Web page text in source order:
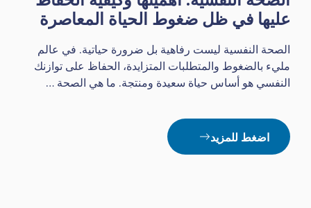
عليها في ظل ضغوط الحياة المعاصرة
الصحة النفسية ليست رفاهية بل ضرورة حياتية. في عالم
مليء بالضغوط والمتطلبات المتزايدة، الحفاظ على توازنك
النفسي هو أساس حياة سعيدة ومنتجة. ما هي الصحة …